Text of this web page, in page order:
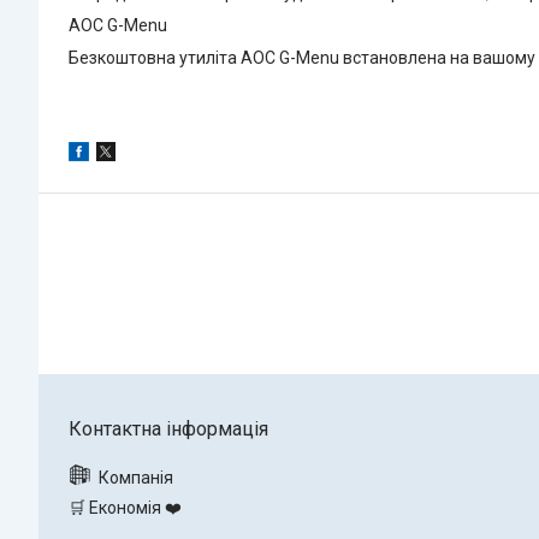
AOC G-Menu
Безкоштовна утиліта AOC G-Menu встановлена на
🛒 Економія ❤️